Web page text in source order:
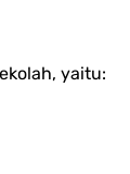
yaitu: